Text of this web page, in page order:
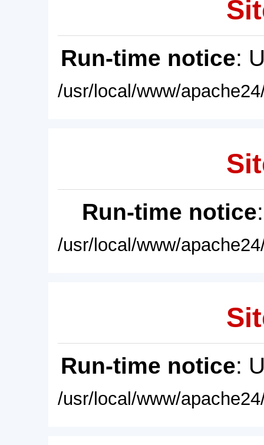
Run-time notice:
/usr/local/www/
Run-time notice
/usr/local/www/
Run-time notice:
/usr/local/www/